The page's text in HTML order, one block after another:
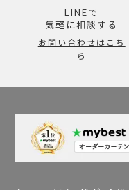
LINEで
気軽に相談する
お問い合わせはこち
ら